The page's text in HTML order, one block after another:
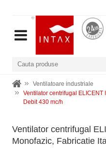
Ventilatoare industriale
Ventilator centrifugal ELICENT
Debit 430 mc/h
Ventilator centrifugal
Monofazic, Fabricatie